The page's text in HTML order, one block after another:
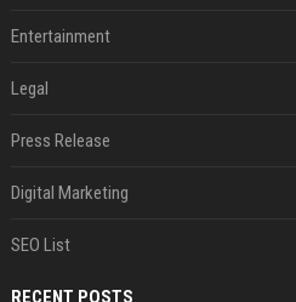
Entertainment
Legal
Press Release
Digital Marketing
SEO List
RECENT POSTS